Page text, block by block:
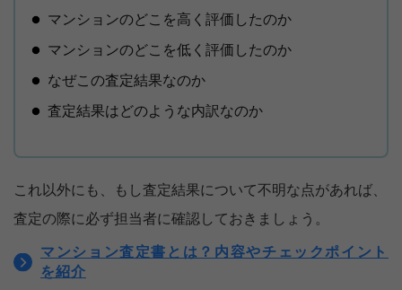
マンションのどこを高く評価したのか
マンションのどこを低く評価したのか
なぜこの査定結果なのか
査定結果はどのような内訳なのか
これ以外にも、もし査定結果について不明な点があれば、
査定の際に必ず担当者に確認しておきましょう。
マンション査定書とは？内容やチェックポイント
を紹介